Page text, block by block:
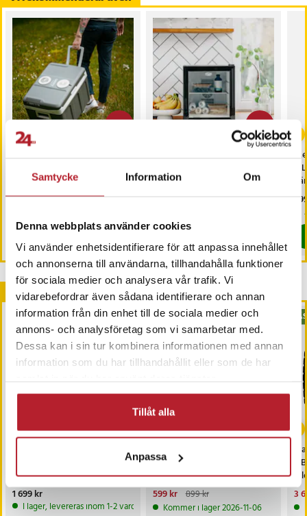
Samtycke Information Om
Denna webbplats använder cookies
Vi använder enhetsidentifierare för att anpassa innehållet
och annonserna till användarna, tillhandahålla funktioner
för sociala medier och analysera vår trafik. Vi
vidarebefordrar även sådana identifierare och annan
information från din enhet till de sociala medier och
annons- och analysföretag som vi samarbetar med.
Dessa kan i sin tur kombinera informationen med annan
information som du har tillhandahållit eller som de har
Tillåt alla
Anpassa
-24%
Nuvarande pris:
1 299 kr 1 699 kr
-20%
Andra köpte också
Pris:1 699 kr
1 699 kr
I lager, levereras inom 1-2 vardagar
BÄSTSÄLJARE
Vikbar kolgrill /
hopfällbar campinggrill /
portabel utomhusgrill / grill
med sidoplattor
Nuvarande pris
599 krTidigare pris:899 kr
599 kr 899 kr
Kommer i lager 2026-11-06
3
3